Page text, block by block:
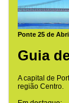
Ponte 25 de Abril
Guia
A capital de
região Centro.